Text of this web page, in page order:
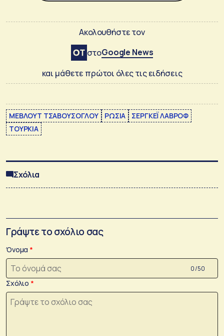
Ακολουθήστε τον
στοGoogle News
και μάθετε πρώτοι όλες τις ειδήσεις
ΜΕΒΛΟΥΤ ΤΣΑΒΟΥΣΟΓΛΟΥ ΡΩΣΙΑ
ΣΕΡΓΚΕΪ ΛΑΒΡΟΦ
ΤΟΥΡΚΙΑ
Σχόλια
Γράψτε το σχόλιο σας
Όνομα
0 /50
Σχόλιο